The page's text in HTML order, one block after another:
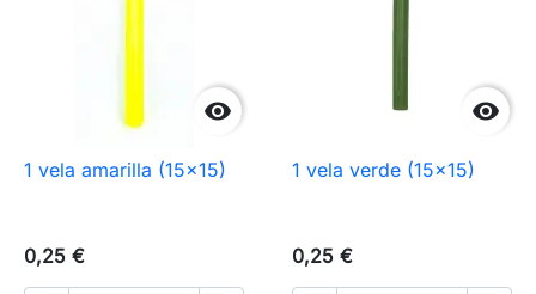

1 vela amarilla (15×15)
0,25 €

1 vela verde (15×15)
0,25 €